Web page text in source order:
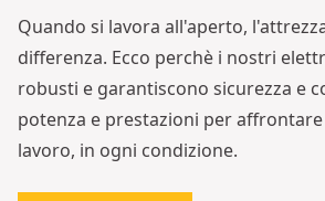
Quando si lavora all'aperto,
differenza. Ecco perchè i nostri
robusti e garantiscono sicurezza e
potenza e prestazioni per
lavoro, in ogni condizione.